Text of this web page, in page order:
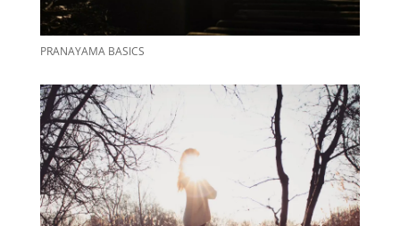
PRANAYAMA BASICS